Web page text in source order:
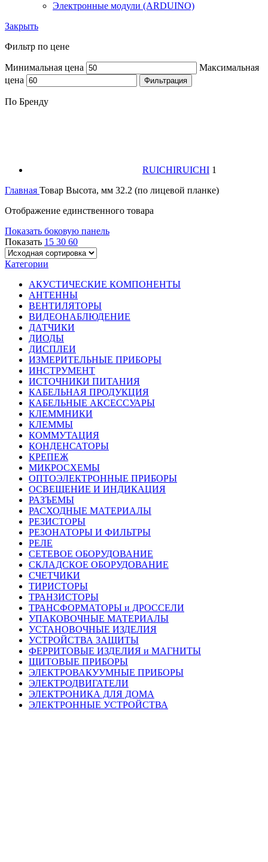
Электронные модули (ARDUINO)
Закрыть
Фильтр по цене
Минимальная цена
Максимальная
цена
Фильтрация
По Бренду
RUICHIRUICHI 1
Главная Товар Высота, мм 32.2 (по лицевой планке)
Отображение единственного товара
Показать боковую панель
Показать 15 30 60
Категории
АКУСТИЧЕСКИЕ КОМПОНЕНТЫ
АНТЕННЫ
ВЕНТИЛЯТОРЫ
ВИДЕОНАБЛЮДЕНИЕ
ДАТЧИКИ
ДИОДЫ
ДИСПЛЕИ
ИЗМЕРИТЕЛЬНЫЕ ПРИБОРЫ
ИНСТРУМЕНТ
ИСТОЧНИКИ ПИТАНИЯ
КАБЕЛЬНАЯ ПРОДУКЦИЯ
КАБЕЛЬНЫЕ АКСЕССУАРЫ
КЛЕММНИКИ
КЛЕММЫ
КОММУТАЦИЯ
КОНДЕНСАТОРЫ
КРЕПЕЖ
МИКРОСХЕМЫ
ОПТОЭЛЕКТРОННЫЕ ПРИБОРЫ
ОСВЕЩЕНИЕ И ИНДИКАЦИЯ
РАЗЪЕМЫ
РАСХОДНЫЕ МАТЕРИАЛЫ
РЕЗИСТОРЫ
РЕЗОНАТОРЫ И ФИЛЬТРЫ
РЕЛЕ
СЕТЕВОЕ ОБОРУДОВАНИЕ
СКЛАДСКОЕ ОБОРУДОВАНИЕ
СЧЕТЧИКИ
ТИРИСТОРЫ
ТРАНЗИСТОРЫ
ТРАНСФОРМАТОРЫ и ДРОССЕЛИ
УПАКОВОЧНЫЕ МАТЕРИАЛЫ
УСТАНОВОЧНЫЕ ИЗДЕЛИЯ
УСТРОЙСТВА ЗАЩИТЫ
ФЕРРИТОВЫЕ ИЗДЕЛИЯ и МАГНИТЫ
ЩИТОВЫЕ ПРИБОРЫ
ЭЛЕКТРОВАКУУМНЫЕ ПРИБОРЫ
ЭЛЕКТРОДВИГАТЕЛИ
ЭЛЕКТРОНИКА ДЛЯ ДОМА
ЭЛЕКТРОННЫЕ УСТРОЙСТВА